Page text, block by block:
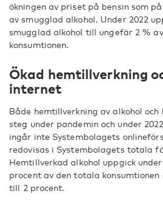
ökningen av priset på bensin som
av smugglad alkohol. Under 2022
smugglad alkohol till ungefär 2 %
konsumtionen.
Ökad hemtillverkning
internet
Både hemtillverkning av alkohol
steg under pandemin och under
ingår inte Systembolagets
redovisas i Systembolagets totala
Hemtillverkad alkohol uppgick
procent av den totala konsumtionen
till 2 procent.